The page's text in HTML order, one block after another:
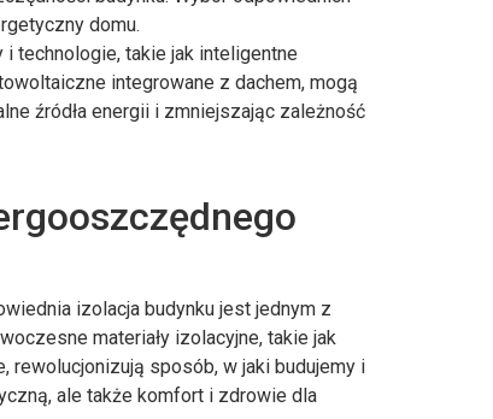
domu.
i technologie, takie jak inteligentne
integrowane z dachem, mogą
źródła energii i zmniejszając zależność
izolacja budynku jest jednym z
materiały izolacyjne, takie jak
rewolucjonizują sposób, w jaki budujemy i
ale także komfort i zdrowie dla